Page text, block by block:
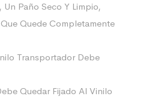
Paño Seco Y Limpio,
Quede Completamente
Transportador Debe
Quedar Fijado Al Vinilo